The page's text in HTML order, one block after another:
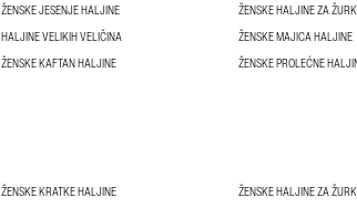
ŽENSKE JESENJE HALJINE
ŽENSKE HALJINE ZA
HALJINE VELIKIH VELIČINA
ŽENSKE MAJICA HALJINE
ŽENSKE KAFTAN HALJINE ŽENSKE PROLEĆNE
ŽENSKE KRATKE HALJINE
ŽENSKE HALJINE ZA